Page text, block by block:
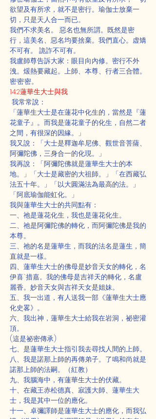
欲望及有所求，就不是密行。瑜伽士放棄一
切，只是天人合一而已。
我們不求美名。 惡名也無所謂。既然是密
行，這美名、惡名均要捨棄。我們直心。虚矯
不可有。 詭詐不可有。
我盧師尊告訴大家：眼目向內修。密行不外
洩。煖熱要藏起。上師、本尊、行者三合體。
密·密·密。
142蓮華生大士與我
我常常說：
「蓮華生大士是在蓮花中化生的，當然是『蓮
花童子』。而我是蓮花童子的化生，自然二者
之間，有很深的因緣。」
我又說：「大士是釋迦牟尼佛、觀世音菩薩、
阿彌陀佛，三身合一的化現。」
我再說：「阿彌陀佛就是蓮華生大士的本
地。」「大士是藏密的大祖師。」「在西藏弘
法五十年。」「以大圓滿法為最高的法。」
「阿底瑜伽能虹化。」
我與蓮華生大士的共同點有：
一、祂是蓮花化生，我也是蓮花化生。
二、祂是阿彌陀佛的轉化，而阿彌陀佛是我的
本尊。
三、祂的名是蓮華生，而我的法名是蓮生，簡
直就是一樣。
四、蓮華生大士的佛母是妙音天女的轉化，名
伊喜`措嘉。我的佛母是吉祥天的轉化，名盧
麗香。妙音天女與吉祥天女是姐妹。
五、我一出道，有人送我一部《蓮華生大士應
化史畧》。
六、我出神，蓮華生大士給我在岩洞，祕密灌
頂。
(這是祕密傳承)
七、是蓮華生大士指引我去尋找人間的上師。
八、我是諾那上師的再傳弟子。了鳴和尚就是
諾那上師的法嗣。（紅教）
九、我腦海中，有蓮華生大士的伏藏。
十、在藏王赤松德真、寂護大師、蓮華生大
士，我是其中一位的應化。
十一、卓彌譯師是蓮華生大士的應化，而我弘